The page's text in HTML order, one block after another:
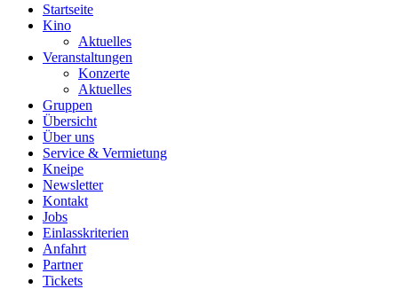
Startseite
Kino
Aktuelles
Veranstaltungen
Konzerte
Aktuelles
Gruppen
Übersicht
Über uns
Service & Vermietung
Kneipe
Newsletter
Kontakt
Jobs
Einlasskriterien
Anfahrt
Partner
Tickets